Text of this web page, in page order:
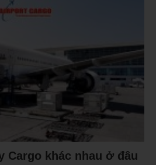
Cargo khác nhau ở đâu